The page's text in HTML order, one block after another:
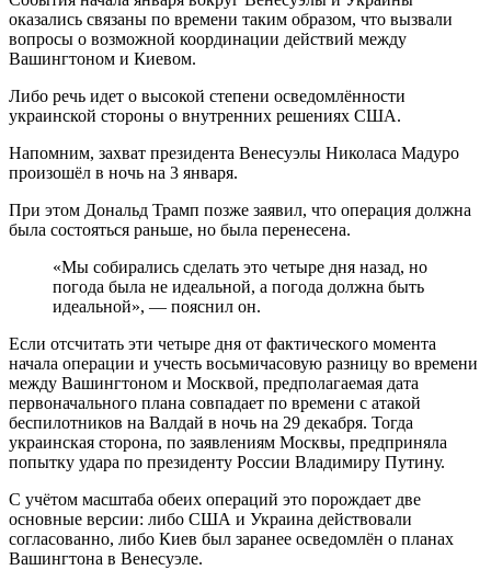
оказались связаны по времени таким образом, что вызвали
вопросы о возможной координации действий между
Вашингтоном и Киевом.
Либо речь идет о высокой степени осведомлённости
украинской стороны о внутренних решениях США.
Напомним, захват президента Венесуэлы Николаса Мадуро
произошёл в ночь на 3 января.
При этом Дональд Трамп позже заявил, что операция должна
была состояться раньше, но была перенесена.
«Мы собирались сделать это четыре дня назад, но
погода была не идеальной, а погода должна быть
идеальной», — пояснил он.
Если отсчитать эти четыре дня от фактического момента
начала операции и учесть восьмичасовую разницу во времени
между Вашингтоном и Москвой, предполагаемая дата
первоначального плана совпадает по времени с атакой
беспилотников на Валдай в ночь на 29 декабря. Тогда
украинская сторона, по заявлениям Москвы, предприняла
попытку удара по президенту России Владимиру Путину.
С учётом масштаба обеих операций это порождает две
основные версии: либо США и Украина действовали
согласованно, либо Киев был заранее осведомлён о планах
Вашингтона в Венесуэле.